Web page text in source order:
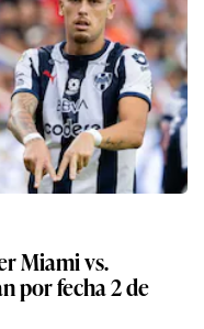
Miami vs.
por fecha 2 de